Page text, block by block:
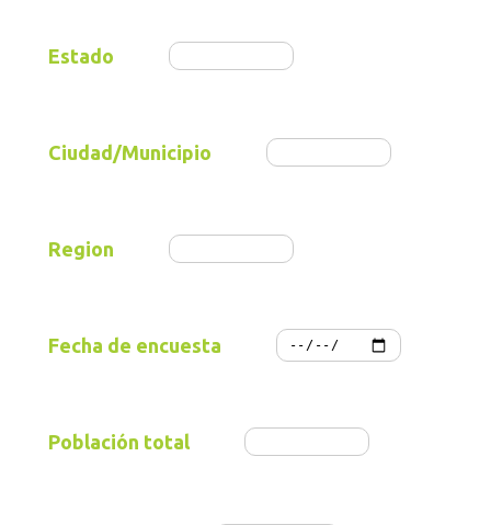
Estado
Ciudad/Municipio
Region
Fecha de encuesta
Población total